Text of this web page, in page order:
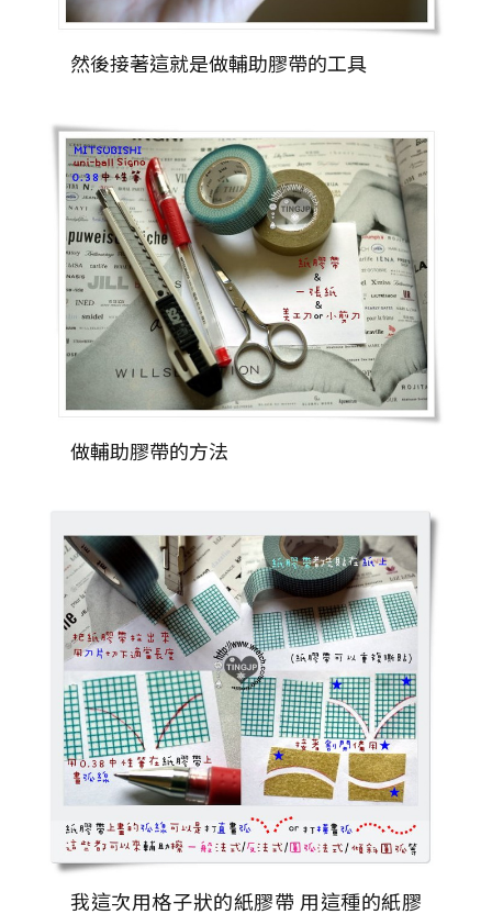
然後接著這就是做輔助膠帶的工具
做輔助膠帶的方法
我這次用格子狀的紙膠帶 用這種的紙膠